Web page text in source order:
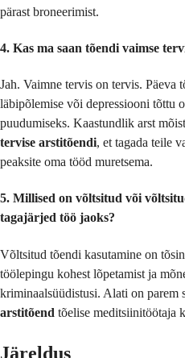
pärast broneerimist.
4. Kas ma saan tõendi vaimse
Jah. Vaimne tervis on tervis. Päeva
läbipõlemise või depressiooni tõttu
puudumiseks. Kaastundlik arst
tervise arstitõendi, et tagada teile
peaksite oma tööd muretsema.
5. Millised on võltsitud või
tagajärjed töö jaoks?
Võltsitud tõendi kasutamine on
töölepingu kohest lõpetamist ja
kriminaalsüüdistusi. Alati on parem
arstitõend tõelise meditsiinitöötaja
Järeldus